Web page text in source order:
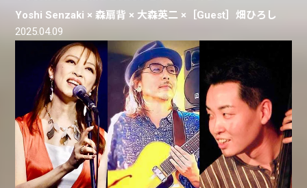
Yoshi Senzaki × 森扇背 × 大森英二 ×［Guest］畑ひろし
2025.04.09